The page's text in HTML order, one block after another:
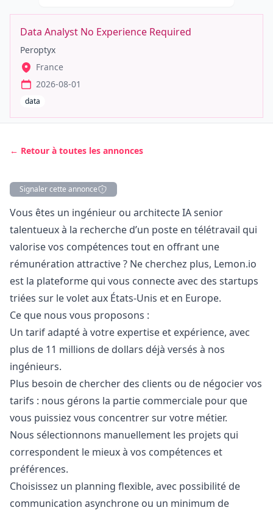
Data Analyst No Experience Required
Peroptyx
France
2026-08-01
data
← Retour à toutes les annonces
Signaler cette annonce
Description
Vous êtes un ingénieur ou architecte IA senior
talentueux à la recherche d’un poste en télétravail qui
valorise vos compétences tout en offrant une
rémunération attractive ? Ne cherchez plus, Lemon.io
est la plateforme qui vous connecte avec des startups
triées sur le volet aux États-Unis et en Europe.
Ce que nous vous proposons :
Un tarif adapté à votre expertise et expérience, avec
plus de 11 millions de dollars déjà versés à nos
ingénieurs.
Plus besoin de chercher des clients ou de négocier vos
tarifs : nous gérons la partie commerciale pour que
vous puissiez vous concentrer sur votre métier.
Nous sélectionnons manuellement les projets qui
correspondent le mieux à vos compétences et
préférences.
Choisissez un planning flexible, avec possibilité de
communication asynchrone ou un minimum de